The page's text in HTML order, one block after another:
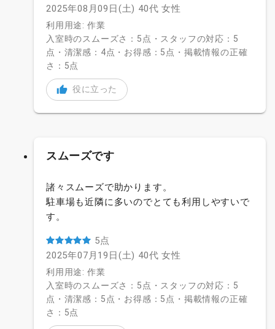
2025年08月09日(土) 40代 女性
利用用途: 作業
入室時のスムーズさ：5点・スタッフの対応：5
点・清潔感：4点・お得感：5点・掲載情報の正確
さ：5点
役に立った
スムーズです
諸々スムーズで助かります。
駐車場も近隣に多いのでとても利用しやすいで
す。
5点
2025年07月19日(土) 40代 女性
利用用途: 作業
入室時のスムーズさ：5点・スタッフの対応：5
点・清潔感：5点・お得感：5点・掲載情報の正確
さ：5点